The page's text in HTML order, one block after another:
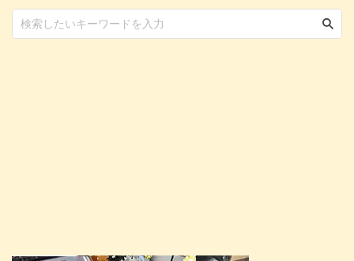
はいけない危険な食材は、玉ねぎ